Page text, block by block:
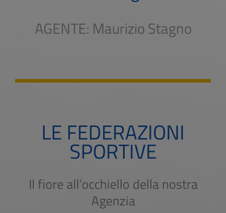
AGENTE: Maurizio Stagno
LE FEDERAZIONI
SPORTIVE
Il fiore all’occhiello della nostra
Agenzia